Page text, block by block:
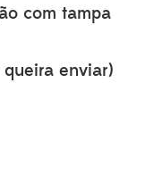
com tampa
enviar)